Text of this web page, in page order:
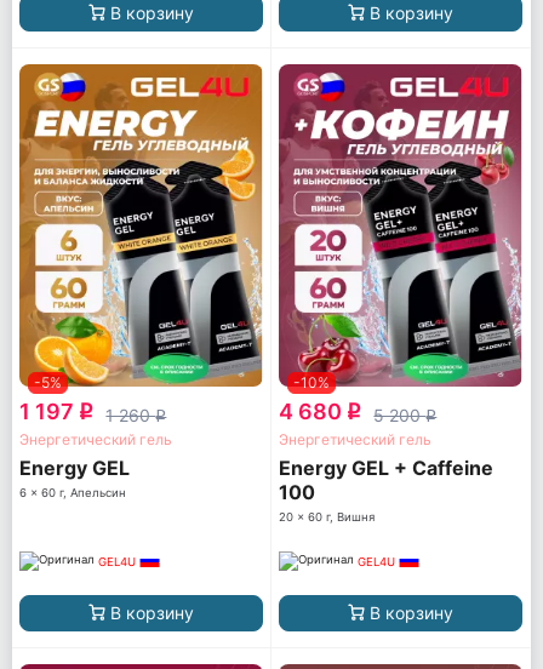
В корзину В корзину
-5%
1 197 q 1 260q
Энергетический гель
Energy GEL
6 x 60 г, Апельсин
GEL4U
В корзину
-10%
4 680 q 5 200q
Энергетический гель
Energy GEL + Caffeine
100
20 x 60 г, Вишня
GEL4U
В корзину